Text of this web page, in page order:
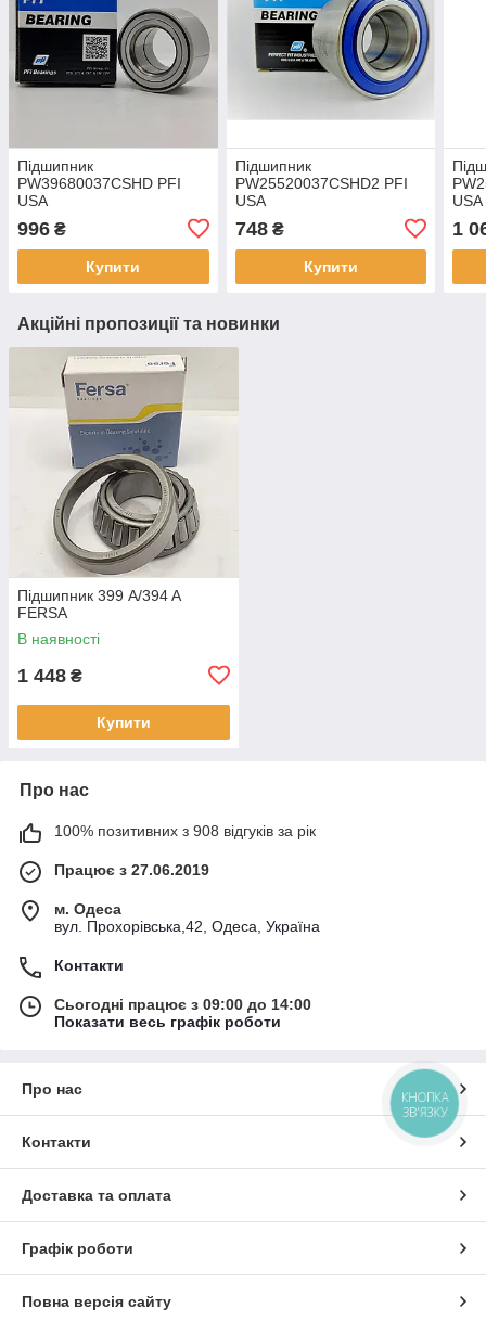
Підшипник
PW39680037CSHD PFI
USA
996 ₴
Купити
Підшипник
PW25520037CSHD2 PFI
USA
748₴
Купити
USA
1
Акційні пропозиції та новинки
Підшипник 399 A/394 A
FERSA
В наявності
1 448 ₴
Купити
Про нас
100% позитивних з 908 відгуків за рік
Працює з 27.06.2019
м. Одеса
вул. Прохорівська,42, Одеса, Україна
Контакти
Сьогодні працює з 09:00 до 14:00
Показати весь графік роботи
Про нас
Контакти
Доставка та оплата
Графік роботи
Повна версія сайту
КНОПКА
ЗВ'ЯЗКУ